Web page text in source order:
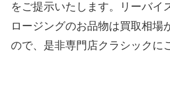
をご提示いたします。リーバイ
ロージングのお品物は買取相場
ので、是非専門店クラシックに